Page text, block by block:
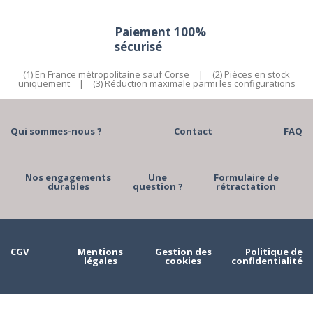
Paiement 100%
sécurisé
(1) En France métropolitaine sauf Corse | (2) Pièces en stock
uniquement | (3) Réduction maximale parmi les configurations
Qui sommes-nous ? Contact FAQ
Nos engagements
durables
Une
question ?
Formulaire de
rétractation
CGV Mentions
légales
Gestion des
cookies
Politique de
confidentialité